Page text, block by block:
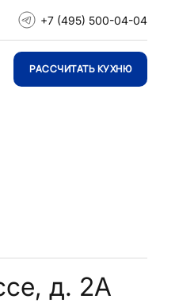
+7 (495) 500-04-04
РАССЧИТАТЬ КУХНЮ
д. 2А